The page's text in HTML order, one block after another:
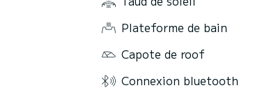
Plateforme de bain
Capote de roof
Connexion bluetooth